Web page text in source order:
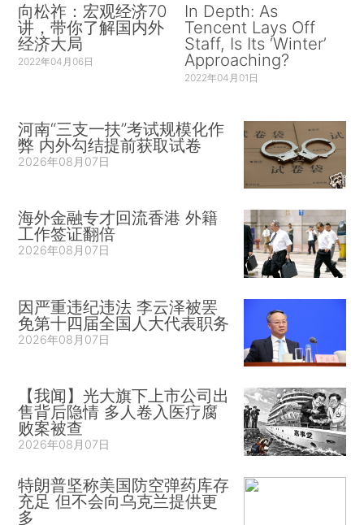
向松祚：宏观经济70
讲，带你了解国内外
经济大局
2022年04月06日
In Depth: As
Tencent Lays Off
Staff, Is Its ‘Winter’
Approaching?
2022年04月01日
河南“三支一扶”考试规模化作
弊 内外勾结提前获取试卷
2026年08月07日
海外金融专才回流香港 外籍
工作签证翻倍
2026年08月07日
因严重违纪违法 李云泽被罢
免第十四届全国人大代表职务
2026年08月07日
【我闻】光大旗下上市公司出
售背后隐情 多人卷入医疗腐
败案被查
2026年08月07日
特朗普坚称美国防空弹药库存
充足 但不会向乌克兰提供更
多